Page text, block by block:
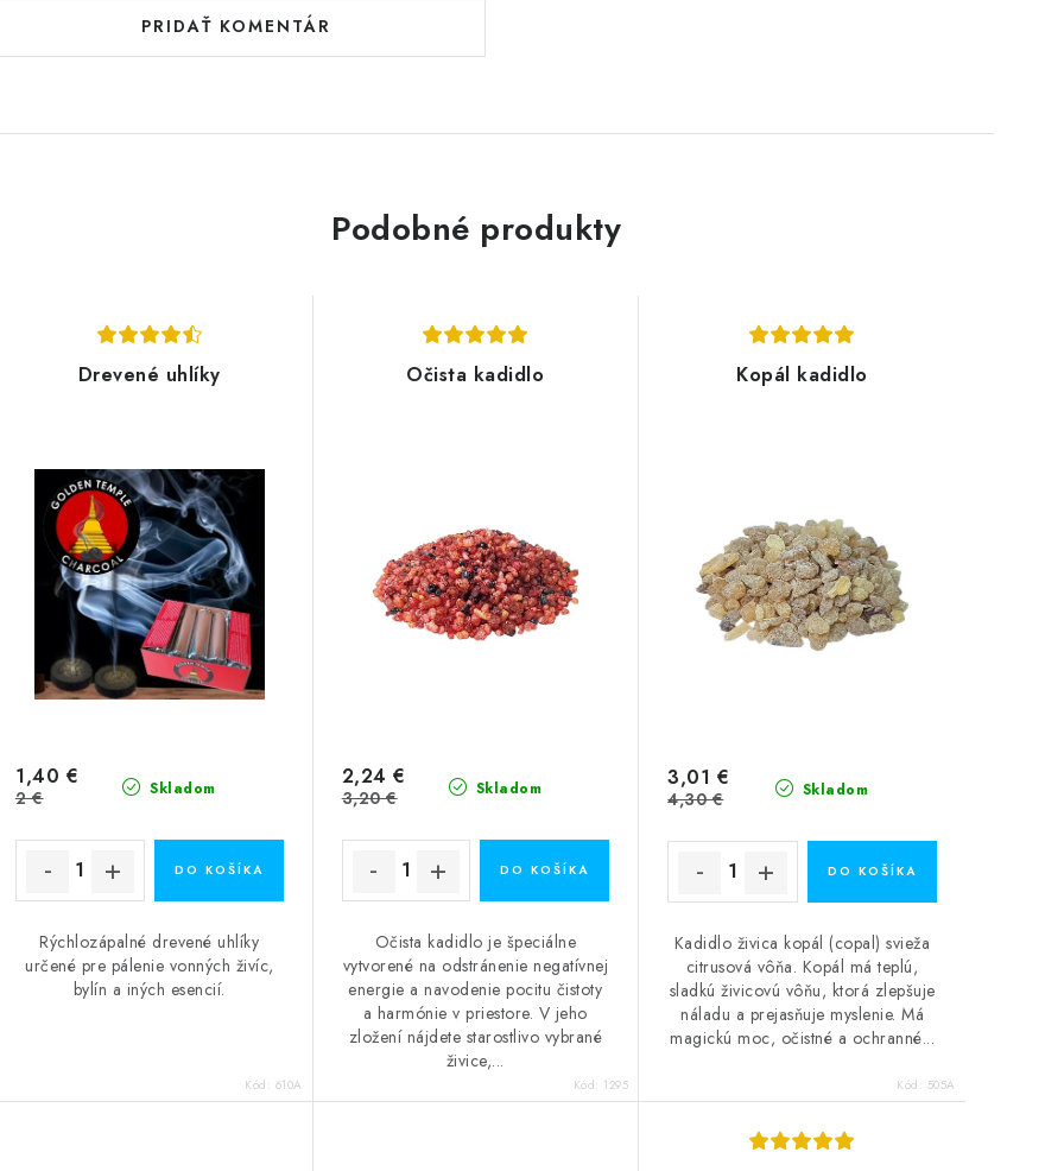
PRIDAŤ KOMENTÁR
Podobné produkty
Drevené uhlíky
2 €
Skladom
1,40 €
2 €
DO KOŠÍKA
Rýchlozápalné drevené uhlíky
určené pre pálenie vonných živíc,
bylín a iných esencií.
Kód: 610A
Očista kadidlo
Skladom
2,24 €
3,20 €
DO KOŠÍKA
Očista kadidlo je špeciálne
vytvorené na odstránenie negatívnej
energie a navodenie pocitu čistoty
a harmónie v priestore. V jeho
zložení nájdete starostlivo vybrané
živice,...
Kód: 1295
Kopál kadidlo
Skladom
3,01 €
4,30 €
DO KOŠÍKA
Kadidlo živica kopál (copal) svieža
citrusová vôňa. Kopál má teplú,
sladkú živicovú vôňu, ktorá zlepšuje
náladu a prejasňuje myslenie. Má
magickú moc, očistné a ochranné...
Kód: 505A